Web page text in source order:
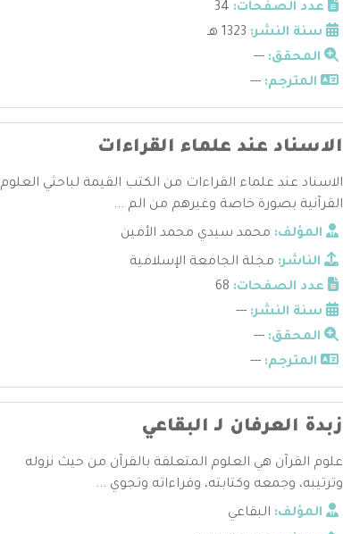
عدد الصفحات:
سنة النشر:
المحقق: ---
المترجم: ---
الاسناد عند علماء القراءات
الاسناد عند علماء القراءات من الكتب القيمة لباحثي العلوم
القرآنية بصورة خاصة وغيرهم من الم ...
المؤلف: محمد سيدي محمد الأمين
الناشر: مجلة الجامعة الإسلامية
عدد الصفحات:
سنة النشر: ---
المحقق: ---
المترجم: ---
زبدة العرفان لـ البقاعي
علوم القرآن هي العلوم المتعلقة بالقرآن من حيث نزوله
وترتيبه، وجمعه وكتابته، وقراءاته وتجوي ...
المؤلف: البقاعي